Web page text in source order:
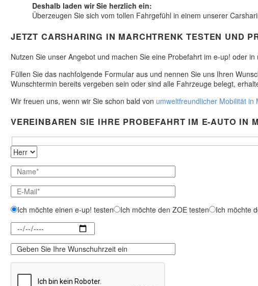
Deshalb laden wir Sie herzlich ein:
Überzeugen Sie sich vom tollen Fahrgefühl in einem unserer
JETZT CARSHARING IN MARCHTRENK TESTEN UND
Nutzen Sie unser Angebot und machen Sie eine Probefahrt im e-up! oder in
Füllen Sie das nachfolgende Formular aus und nennen Sie uns Ihren
Wunschtermin bereits vergeben sein oder sind alle Fahrzeuge belegt,
Wir freuen uns, wenn wir Sie schon bald von umweltfreundlicher Mobilität in
VEREINBAREN SIE IHRE PROBEFAHRT IM E-AUTO IN
Ich möchte einen e-up! testen Ich möchte den ZOE testen Ich möchte